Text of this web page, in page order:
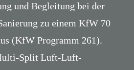
und Begleitung bei der
zu einem KfW 70
(KfW Programm 261).
Split Luft-Luft-